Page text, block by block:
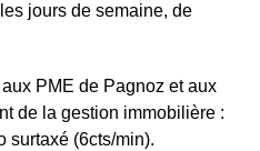
jours de semaine, de
PME de Pagnoz et aux
de la gestion immobilière :
surtaxé (6cts/min).